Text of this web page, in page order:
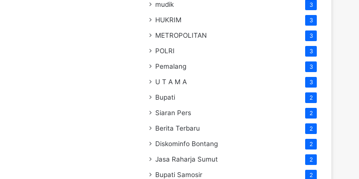
mudik 3
HUKRIM 3
METROPOLITAN 3
POLRI 3
Pemalang 3
U T A M A 3
Bupati 2
Siaran Pers 2
Berita Terbaru 2
Diskominfo Bontang 2
Jasa Raharja Sumut 2
Bupati Samosir 2